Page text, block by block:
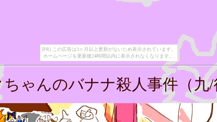
[PR] この広告は3ヶ月以上更新がないため表示されています。
ホームページを更新後24時間以内に表示されなくなります。
ちゃんのバナナ殺人事件（九/